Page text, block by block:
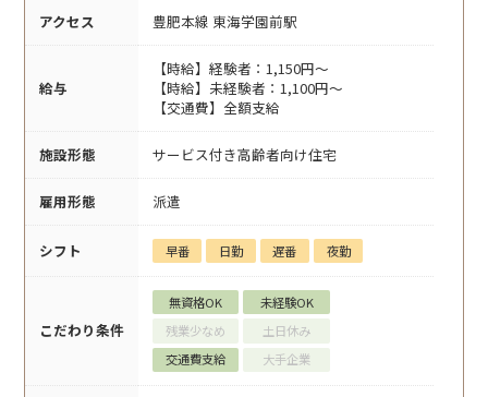
アクセス 豊肥本線 東海学園前駅
給与
【時給】経験者：1,150円～
【時給】未経験者：1,100円～
【交通費】全額支給
施設形態 サービス付き高齢者向け住宅
雇用形態 派遣
シフト 早番 日勤 遅番 夜勤
こだわり条件
無資格OK
未経験OK
残業少なめ
土日休み
交通費支給
大手企業